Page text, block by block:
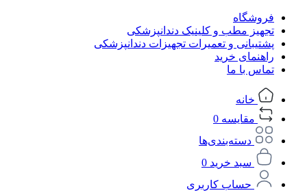
فروشگاه
تجهیز مطب و کلینیک دندانپزشکی
پشتیبانی و تعمیرات تجهیزات دندانپزشکی
راهنمای خرید
تماس با ما
خانه
مقایسه 0
دسته‌بندی‌ها
سبد خرید 0
حساب کاربری